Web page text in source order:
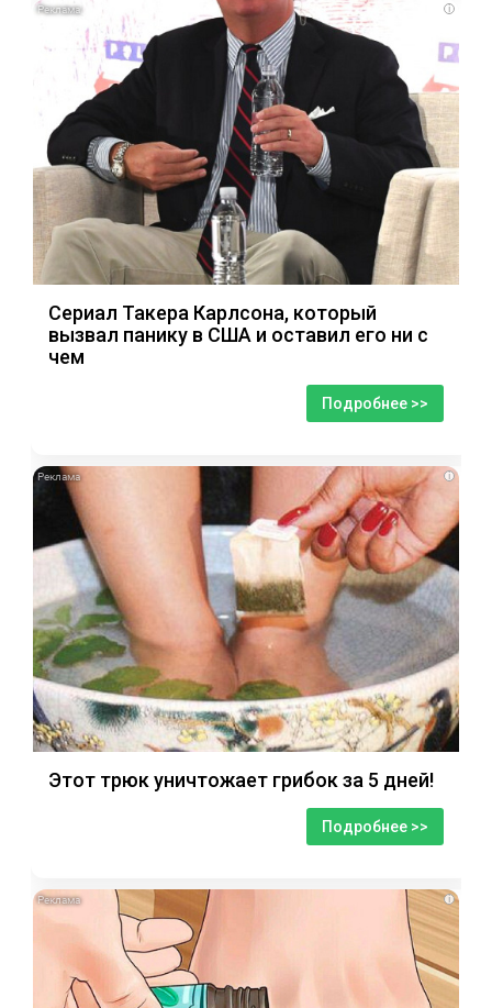
i
Сериал Такера Карлсона, который
вызвал панику в США и оставил его ни с
чем
Подробнее >>
i
Этот трюк уничтожает грибок за 5 дней!
Подробнее >>
i